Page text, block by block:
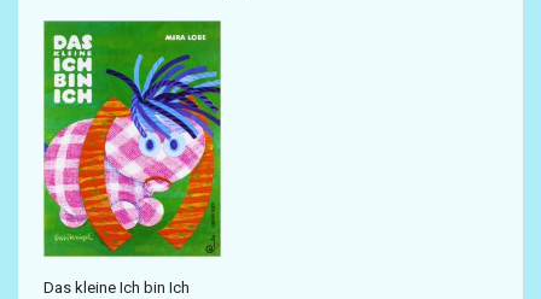
Das kleine Ich bin Ich